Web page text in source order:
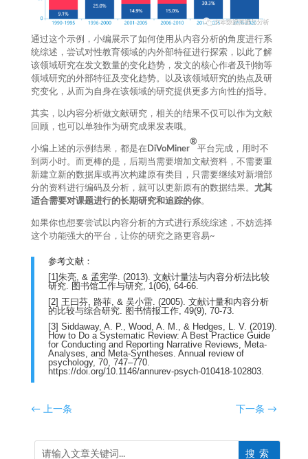
通过这个示例，小编展示了如何使用从内容分析的角度进行系
统综述，尝试对性教育领域的内外部特征进行探索，以此了解
该领域研究在发文数量的变化趋势，发文的核心作者及刊物等
领域研究的外部特征及变化趋势。以及该领域研究的热点及研
究变化，从而为自身在该领域的研究提供更多方向性的指导。
其实，以内容分析做文献研究，相关的结果不仅可以作为文献
回顾，也可以单独作为研究成果发表哦。
小编上述的示例结果，都是在 DiVoMiner
®
平台完成，用时不
到两小时。而更棒的是，后期当需要增加文献资料，不需要重
新建立新的数据库或再次构建原有类目，只需要继续对新增部
分的资料进行编码及分析，就可以更新原有的数据结果。 尤其
适合需要对课题进行的长期研究和追踪的你。
如果你也想要尝试以内容分析的方式进行系统综述，不妨选择
这个功能强大的平台，让你的研究之路更容易~
参考文献：
[1]朱亮, & 孟宪学. (2013). 文献计量法与内容分析法比较
研究. 图书馆工作与研究, 1(06), 64-66.
[2] 王曰芬, 路菲, & 吴小雷. (2005). 文献计量和内容分析
的比较与综合研究. 图书情报工作, 49(9), 70-73.
[3] Siddaway, A. P., Wood, A. M., & Hedges, L. V. (2019).
How to Do a Systematic Review: A Best Practice Guide
for Conducting and Reporting Narrative Reviews, Meta-
Analyses, and Meta-Syntheses. Annual review of
psychology, 70, 747–770.
https://doi.org/10.1146/annurev-psych-010418-102803.
← 上一条 下一条 →